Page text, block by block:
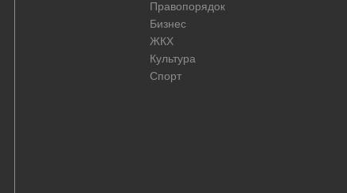
Правопорядок
Бизнес
ЖКХ
Культура
Спорт